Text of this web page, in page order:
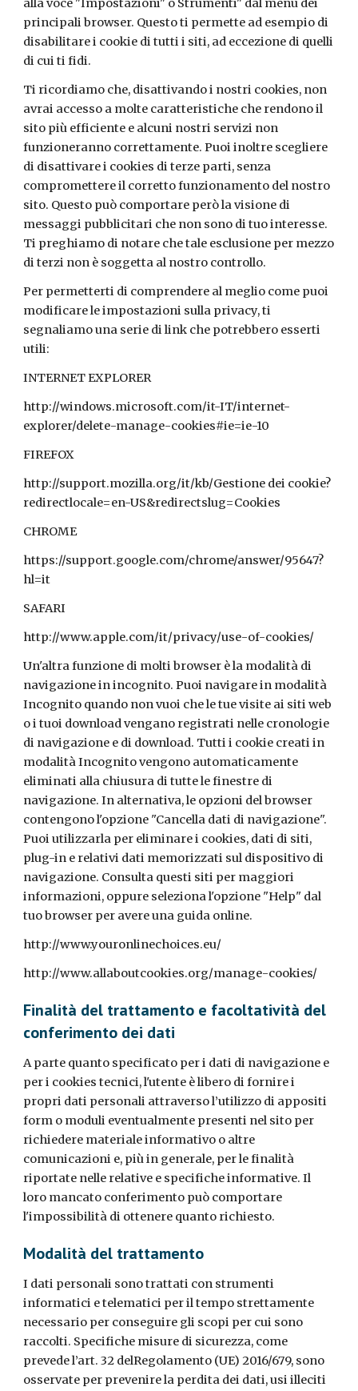
alla voce "Impostazioni" o Strumenti" dal menu dei
principali browser. Questo ti permette ad esempio di
disabilitare i cookie di tutti i siti, ad eccezione di quelli
di cui ti fidi.
Ti ricordiamo che, disattivando i nostri cookies, non
avrai accesso a molte caratteristiche che rendono il
sito più efficiente e alcuni nostri servizi non
funzioneranno correttamente. Puoi inoltre scegliere
di disattivare i cookies di terze parti, senza
compromettere il corretto funzionamento del nostro
sito. Questo può comportare però la visione di
messaggi pubblicitari che non sono di tuo interesse.
Ti preghiamo di notare che tale esclusione per mezzo
di terzi non è soggetta al nostro controllo.
Per permetterti di comprendere al meglio come puoi
modificare le impostazioni sulla privacy, ti
segnaliamo una serie di link che potrebbero esserti
utili:
INTERNET EXPLORER
http://windows.microsoft.com/it-IT/internet-
explorer/delete-manage-cookies#ie=ie-10
FIREFOX
http://support.mozilla.org/it/kb/Gestione dei cookie?
redirectlocale=en-US&redirectslug=Cookies
CHROME
https://support.google.com/chrome/answer/95647?
hl=it
SAFARI
http://www.apple.com/it/privacy/use-of-cookies/
Un'altra funzione di molti browser è la modalità di
navigazione in incognito. Puoi navigare in modalità
Incognito quando non vuoi che le tue visite ai siti web
o i tuoi download vengano registrati nelle cronologie
di navigazione e di download. Tutti i cookie creati in
modalità Incognito vengono automaticamente
eliminati alla chiusura di tutte le finestre di
navigazione. In alternativa, le opzioni del browser
contengono l'opzione "Cancella dati di navigazione".
Puoi utilizzarla per eliminare i cookies, dati di siti,
plug-in e relativi dati memorizzati sul dispositivo di
navigazione. Consulta questi siti per maggiori
informazioni, oppure seleziona l'opzione "Help" dal
tuo browser per avere una guida online.
http://www.youronlinechoices.eu/
http://www.allaboutcookies.org/manage-cookies/
Finalità del trattamento e facoltatività del
conferimento dei dati
A parte quanto specificato per i dati di navigazione e
per i cookies tecnici, l'utente è libero di fornire i
propri dati personali attraverso l’utilizzo di appositi
form o moduli eventualmente presenti nel sito per
richiedere materiale informativo o altre
comunicazioni e, più in generale, per le finalità
riportate nelle relative e specifiche informative. Il
loro mancato conferimento può comportare
l'impossibilità di ottenere quanto richiesto.
Modalità del trattamento
I dati personali sono trattati con strumenti
informatici e telematici per il tempo strettamente
necessario per conseguire gli scopi per cui sono
raccolti. Specifiche misure di sicurezza, come
prevede l’art. 32 delRegolamento (UE) 2016/679, sono
osservate per prevenire la perdita dei dati, usi illeciti